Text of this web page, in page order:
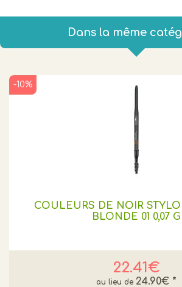
Dans la même
COULEURS DE NOIR
BLONDE 01 0,07 G
22.41€
-10%
24.90€ *